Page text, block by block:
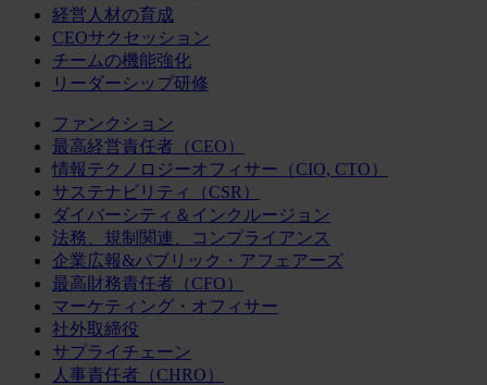
経営人材の育成
CEOサクセッション
チームの機能強化
リーダーシップ研修
ファンクション
最高経営責任者（CEO）
情報テクノロジーオフィサー（CIO, CTO）
サステナビリティ（CSR）
ダイバーシティ＆インクルージョン
法務、規制関連、コンプライアンス
企業広報&パブリック・アフェアーズ
最高財務責任者（CFO）
マーケティング・オフィサー
社外取締役
サプライチェーン
人事責任者（CHRO）